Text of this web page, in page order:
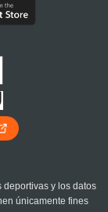
deportivas y los datos
únicamente fines